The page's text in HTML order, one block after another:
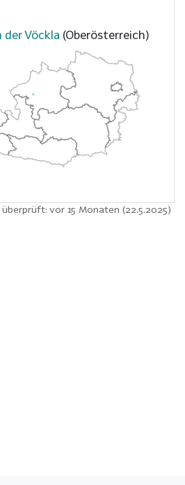
der Vöckla (Oberösterreich)
vor 15 Monaten (22.5.2025)